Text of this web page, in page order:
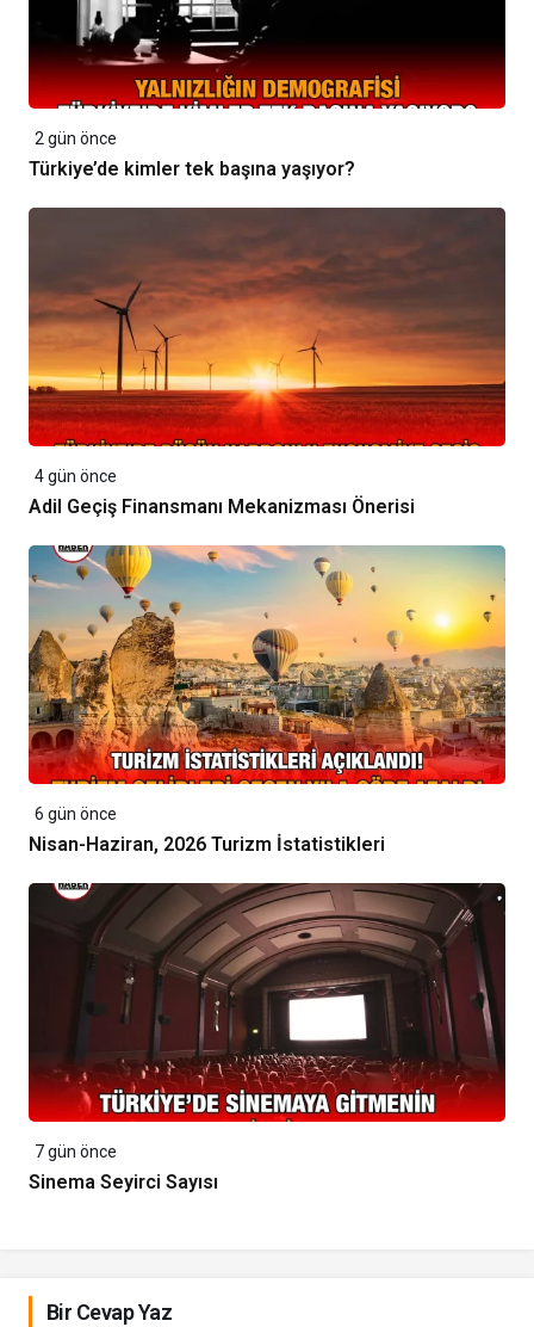
2 gün önce
Türkiye’de kimler tek başına yaşıyor?
4 gün önce
Adil Geçiş Finansmanı Mekanizması Önerisi
6 gün önce
Nisan-Haziran, 2026 Turizm İstatistikleri
7 gün önce
Sinema Seyirci Sayısı
Bir Cevap Yaz